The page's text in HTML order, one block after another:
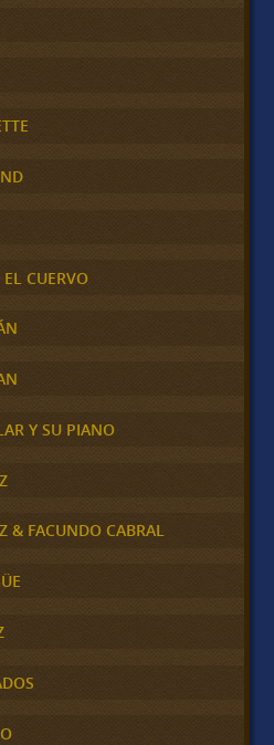
CUERVO
Y SU PIANO
& FACUNDO CABRAL